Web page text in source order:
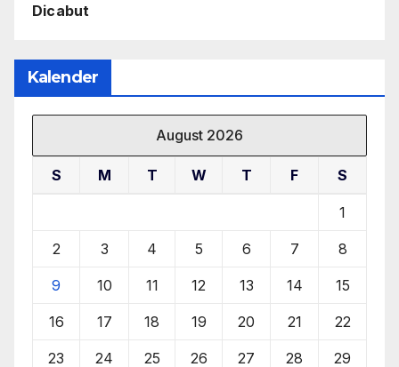
Dicabut
Kalender
August 2026
S M T W T F S
1
2 3 4 5 6 7 8
9 10 11 12 13 14 15
16 17 18 19 20 21 22
23 24 25 26 27 28 29